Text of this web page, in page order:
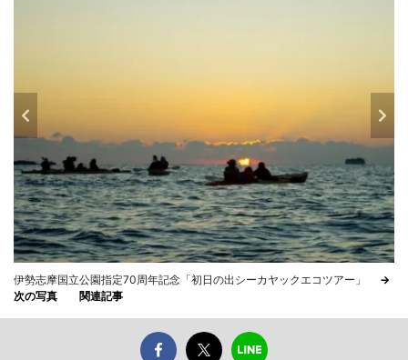
伊勢志摩国立公園指定70周年記念「初日の出シーカヤックエコツアー」
→
次の写真
関連記事